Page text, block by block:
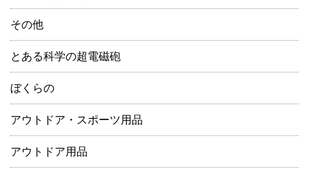
その他
とある科学の超電磁砲
ぼくらの
アウトドア・スポーツ用品
アウトドア用品